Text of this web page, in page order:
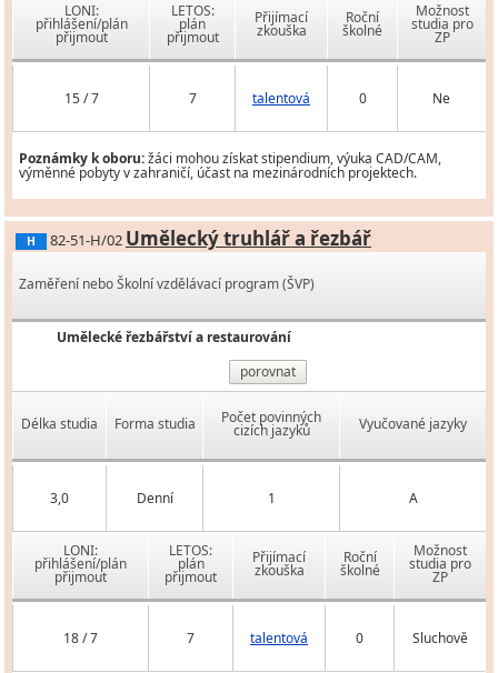
LONI:
přihlášení/plán
přijmout
LETOS:
plán
přijmout
Přijímací
zkouška
Roční
školné
Možnost
studia pro
ZP
15 / 7 7 talentová 0 Ne
Poznámky k oboru:žáci mohou získat stipendium, výuka CAD/CAM,
výměnné pobyty v zahraničí, účast na mezinárodních projektech.
H 82-51-H/02 Umělecký truhlář a řezbář
Zaměření nebo Školní vzdělávací program (ŠVP)
Umělecké řezbářství a restaurování
porovnat
Délka studia Forma studia Počet povinných
cizích jazyků Vyučované jazyky
3,0 Denní 1 A
LONI:
přihlášení/plán
přijmout
LETOS:
plán
přijmout
Přijímací
zkouška
Roční
školné
Možnost
studia pro
ZP
18 / 7 7 talentová 0 Sluchově